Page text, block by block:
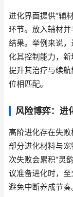
进化界面提供“辅
环节。放入辅材
结果。举例来说，
化其控制能力，新
提升其治疗与续
位相匹配。
风险博弈：进
高阶进化存在失
部分进化材料与
次失败会累积“灵
议准备进化时，
避免中断养成节奏